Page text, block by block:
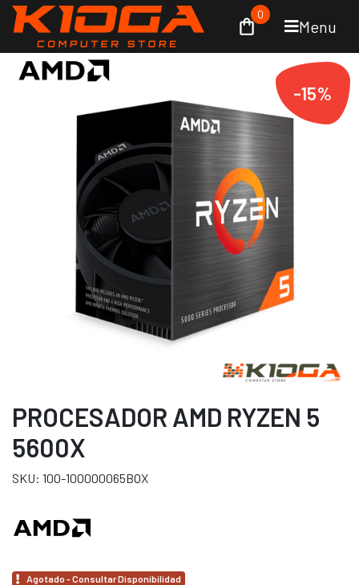
Menu
0
-15%
PROCESADOR AMD RYZEN 5
5600X
SKU: 100-100000065BOX
Agotado - Consultar Disponibilidad